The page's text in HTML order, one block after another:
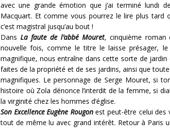
avec une grande émotion que j’ai terminé lundi
Macquart. Et comme vous pourrez le lire plus
c’est magistral jusqu’au bout !
Dans La faute de l’abbé Mouret, cinquième roman
nouvelle fois, comme le titre le laisse présager,
magnifique, nous entraîne dans cette sorte de jardin
faites de la propriété et de ses jardins, ainsi que
magnifiques. Le personnage de Serge Mouret, si
histoire où Zola dénonce l’interdit de la femme, si
la virginité chez les hommes d’église.
Son Excellence Eugène Rougonest peut-être celui des
tout de même lu avec grand intérêt. Retour à Paris